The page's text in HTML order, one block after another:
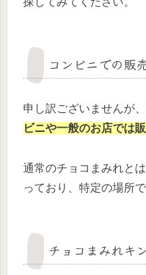
コンビニでの販
申し訳ございませんが、
ビニや一般のお店では
通常のチョコまみれと
っており、特定の場所
チョコまみれキ